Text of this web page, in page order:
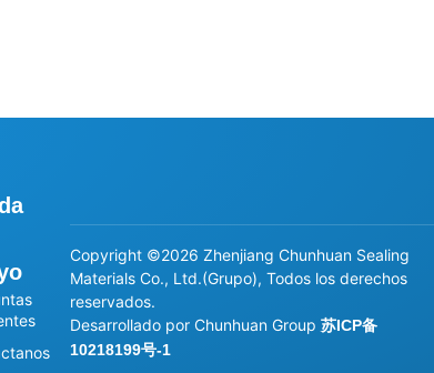
Copyright ©2026 Zhenjiang Chunhuan Sealing
Materials Co., Ltd.(Grupo), Todos los derechos
reservados.
Desarrollado por Chunhuan Group苏ICP备
10218199号-1